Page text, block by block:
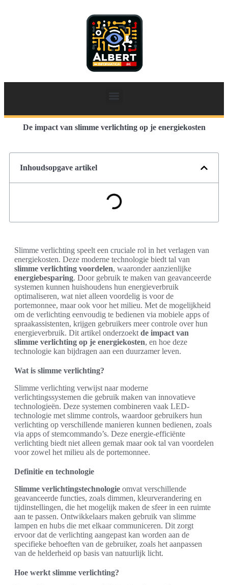
De impact van slimme verlichting op je energiekosten
Inhoudsopgave artikel
Slimme verlichting speelt een cruciale rol in het verlagen van
energiekosten. Deze moderne technologie biedt tal van
slimme verlichting voordelen, waaronder aanzienlijke
energiebesparing. Door gebruik te maken van geavanceerde
systemen kunnen huishoudens hun energieverbruik
optimaliseren, wat niet alleen voordelig is voor de
portemonnee, maar ook voor het milieu. Met de mogelijkheid
om de verlichting eenvoudig te bedienen via mobiele apps of
spraakassistenten, krijgen gebruikers meer controle over hun
energieverbruik. Dit artikel onderzoekt de impact van
slimme verlichting op je energiekosten, en hoe deze
technologie kan bijdragen aan een duurzamer leven.
Wat is slimme verlichting?
Slimme verlichting verwijst naar moderne
verlichtingssystemen die gebruik maken van innovatieve
technologieën. Deze systemen combineren vaak LED-
technologie met slimme controls, waardoor gebruikers hun
verlichting op verschillende manieren kunnen bedienen, zoals
via apps of stemcommando’s. Deze energie-efficiënte
verlichting biedt niet alleen gemak maar ook tal van voordelen
voor zowel het milieu als de portemonnee.
Definitie en technologie
Slimme verlichtingstechnologie omvat verschillende
geavanceerde functies, zoals dimmen, kleurverandering en
tijdinstellingen, die het mogelijk maken de sfeer in een ruimte
aan te passen. Ontwikkelaars maken gebruik van slimme
lampen en hubs die met elkaar communiceren. Dit zorgt
ervoor dat de verlichting aangepast kan worden aan de
specifieke behoeften van de gebruiker, zoals het aanpassen
van de helderheid op basis van natuurlijk licht.
Hoe werkt slimme verlichting?